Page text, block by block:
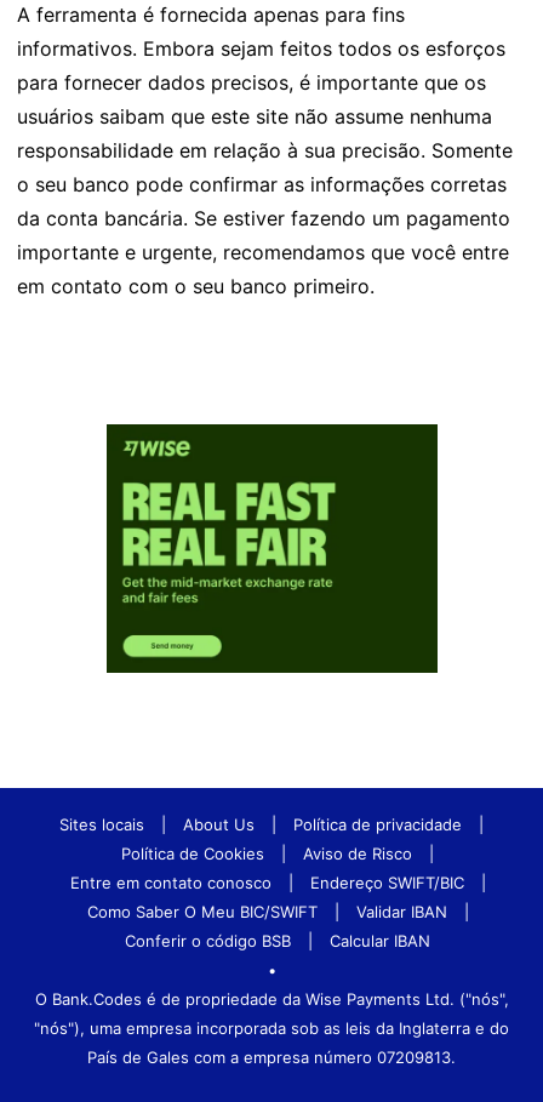
A ferramenta é fornecida apenas para fins
informativos. Embora sejam feitos todos os esforços
para fornecer dados precisos, é importante que os
usuários saibam que este site não assume nenhuma
responsabilidade em relação à sua precisão. Somente
o seu banco pode confirmar as informações corretas
da conta bancária. Se estiver fazendo um pagamento
importante e urgente, recomendamos que você entre
em contato com o seu banco primeiro.
Sites locais About Us Política de privacidade
Política de Cookies
Aviso de Risco
Entre em contato conosco
Endereço SWIFT/BIC
Como Saber O Meu BIC/SWIFT
Validar IBAN
Conferir o código BSB
Calcular IBAN
•
O Bank.Codes é de propriedade da Wise Payments Ltd. ("nós",
"nós"), uma empresa incorporada sob as leis da Inglaterra e do
País de Gales com a empresa número 07209813.